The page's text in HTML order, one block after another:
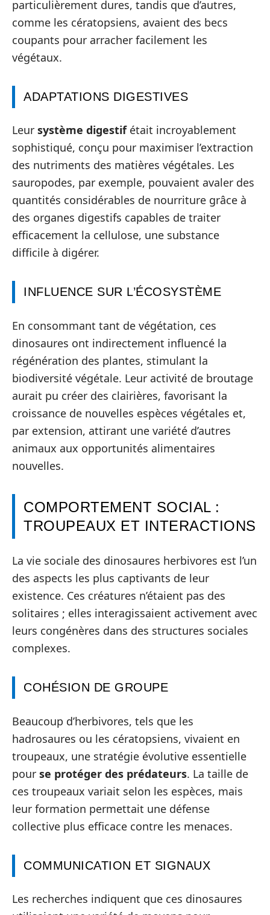
particulièrement dures, tandis que d’autres,
comme les cératopsiens, avaient des becs
coupants pour arracher facilement les
végétaux.
ADAPTATIONS DIGESTIVES
Leur système digestifétait incroyablement
sophistiqué, conçu pour maximiser l’extraction
des nutriments des matières végétales. Les
sauropodes, par exemple, pouvaient avaler des
quantités considérables de nourriture grâce à
des organes digestifs capables de traiter
efficacement la cellulose, une substance
difficile à digérer.
INFLUENCE SUR L’ÉCOSYSTÈME
En consommant tant de végétation, ces
dinosaures ont indirectement influencé la
régénération des plantes, stimulant la
biodiversité végétale. Leur activité de broutage
aurait pu créer des clairières, favorisant la
croissance de nouvelles espèces végétales et,
par extension, attirant une variété d’autres
animaux aux opportunités alimentaires
nouvelles.
COMPORTEMENT SOCIAL :
TROUPEAUX ET INTERACTIONS
La vie sociale des dinosaures herbivores est l’un
des aspects les plus captivants de leur
existence. Ces créatures n’étaient pas des
solitaires ; elles interagissaient activement avec
leurs congénères dans des structures sociales
complexes.
COHÉSION DE GROUPE
Beaucoup d’herbivores, tels que les
hadrosaures ou les cératopsiens, vivaient en
troupeaux, une stratégie évolutive essentielle
pour se protéger des prédateurs. La taille de
ces troupeaux variait selon les espèces, mais
leur formation permettait une défense
collective plus efficace contre les menaces.
COMMUNICATION ET SIGNAUX
Les recherches indiquent que ces dinosaures